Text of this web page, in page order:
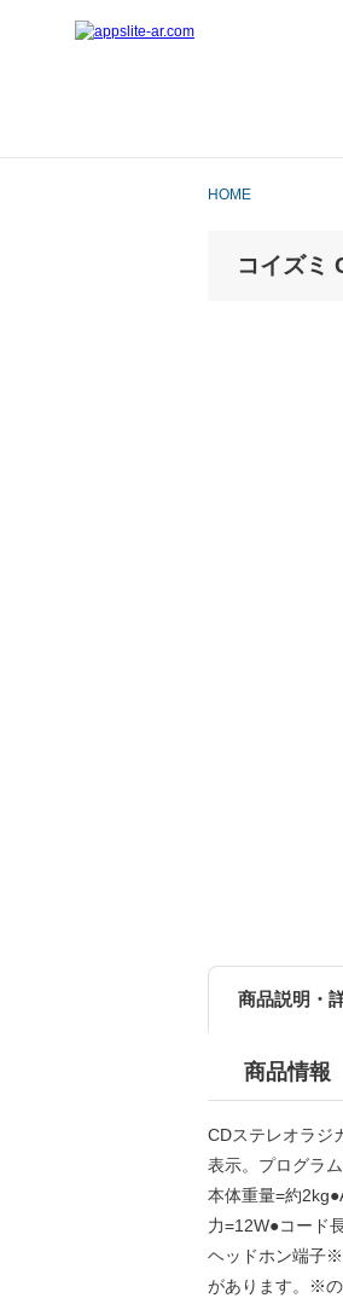
HOME
コイズミ
商品説明・
商品情報
CDステレオラジ
表示。プログラ
本体重量=約
力=12W●コード
ヘッドホン端子※
があります。※の